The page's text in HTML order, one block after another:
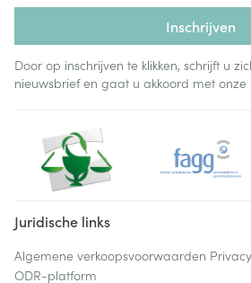
Inschrijven
Door op inschrijven te klikken, schrijft u
nieuwsbrief en gaat u akkoord met onze
Juridische links
Algemene verkoopsvoorwaarden
ODR-platform